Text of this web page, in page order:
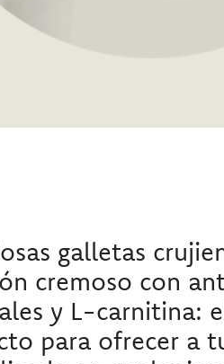
galletas
cremoso con
y L-carnitina:
para ofrecer a